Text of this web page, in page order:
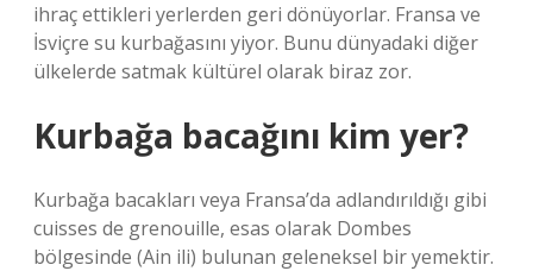
ihraç ettikleri yerlerden geri dönüyorlar. Fransa ve
İsviçre su kurbağasını yiyor. Bunu dünyadaki diğer
ülkelerde satmak kültürel olarak biraz zor.
Kurbağa bacağını kim yer?
Kurbağa bacakları veya Fransa’da adlandırıldığı gibi
cuisses de grenouille, esas olarak Dombes
bölgesinde (Ain ili) bulunan geleneksel bir yemektir.